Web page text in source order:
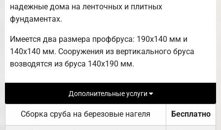
надежные дома на ленточных и плитных
фундаментах.
Имеется два размера профбруса: 190х140 мм и
140х140 мм. Сооружения из вертикального бруса
возводятся из бруса 140х190 мм.
Дополнительные услуги
Сборка сруба на березовые нагеля Бесплатно